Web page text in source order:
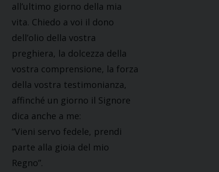
all’ultimo giorno della mia
vita. Chiedo a voi il dono
dell’olio della vostra
preghiera, la dolcezza della
vostra comprensione, la forza
della vostra testimonianza,
affinché un giorno il Signore
dica anche a me:
“Vieni servo fedele, prendi
parte alla gioia del mio
Regno”.